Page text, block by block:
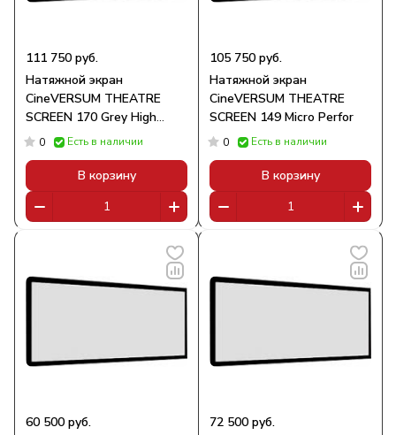
111 750 руб.
Натяжной экран
CineVERSUM THEATRE
SCREEN 170 Grey High
Contrast
0 Есть в наличии
В корзину
105 750 руб.
Натяжной экран
CineVERSUM THEATRE
SCREEN 149 Micro Perfor
0 Есть в наличии
В корзину
60 500 руб.
72 500 руб.